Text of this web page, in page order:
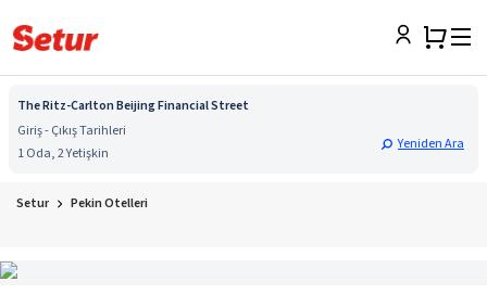
The Ritz-Carlton Beijing Financial Street
Giriş - Çıkış Tarihleri
1 Oda, 2 Yetişkin
Yeniden Ara
Setur Pekin Otelleri